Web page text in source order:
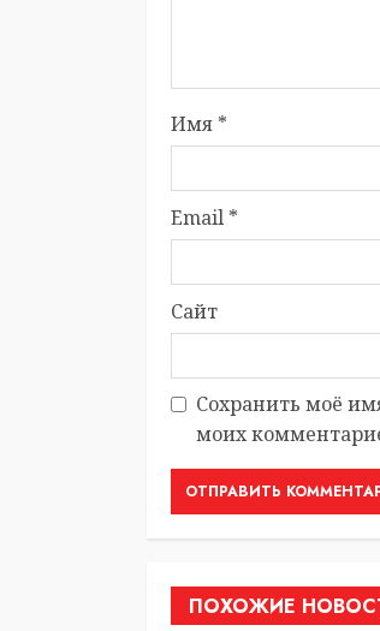
Имя *
Email *
Сайт
Сохранить моё
моих
ПОХОЖИЕ